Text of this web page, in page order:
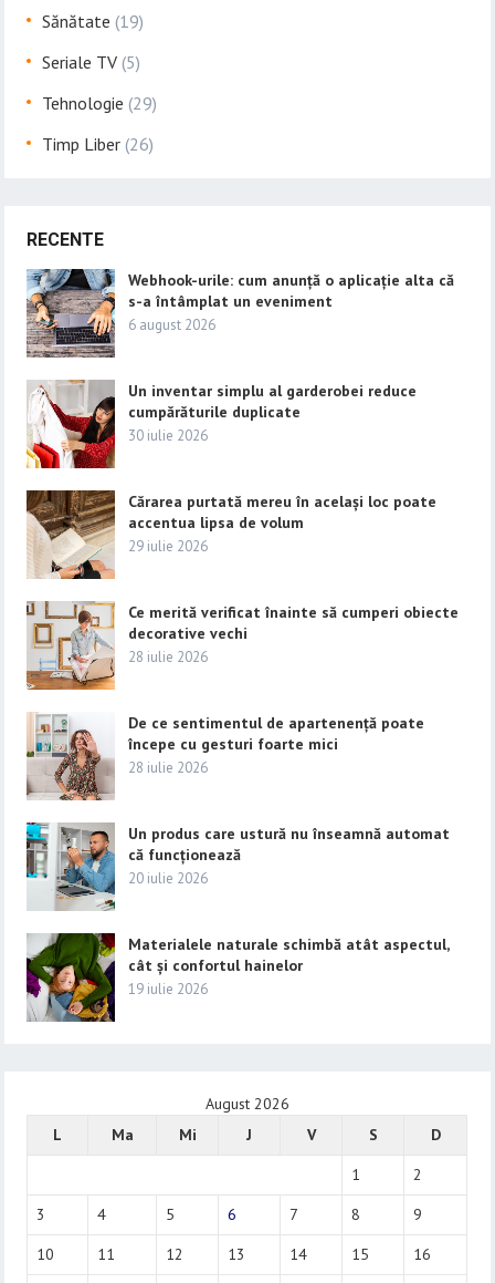
Sănătate (19)
Seriale TV (5)
Tehnologie (29)
Timp Liber (26)
RECENTE
Webhook-urile: cum anunță o aplicație alta că
s-a întâmplat un eveniment
6 august 2026
Un inventar simplu al garderobei reduce
cumpărăturile duplicate
30 iulie 2026
Cărarea purtată mereu în același loc poate
accentua lipsa de volum
29 iulie 2026
Ce merită verificat înainte să cumperi obiecte
decorative vechi
28 iulie 2026
De ce sentimentul de apartenență poate
începe cu gesturi foarte mici
28 iulie 2026
Un produs care ustură nu înseamnă automat
că funcționează
20 iulie 2026
Materialele naturale schimbă atât aspectul,
cât și confortul hainelor
19 iulie 2026
August 2026
L
Ma Mi J V S
D
1
2
3
4 5 6 7 8
9
10
11 12 13 14 15
16